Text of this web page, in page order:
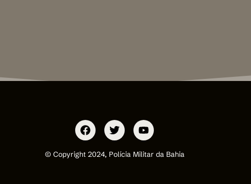
© Copyright 2024, Polícia Militar da Bahia